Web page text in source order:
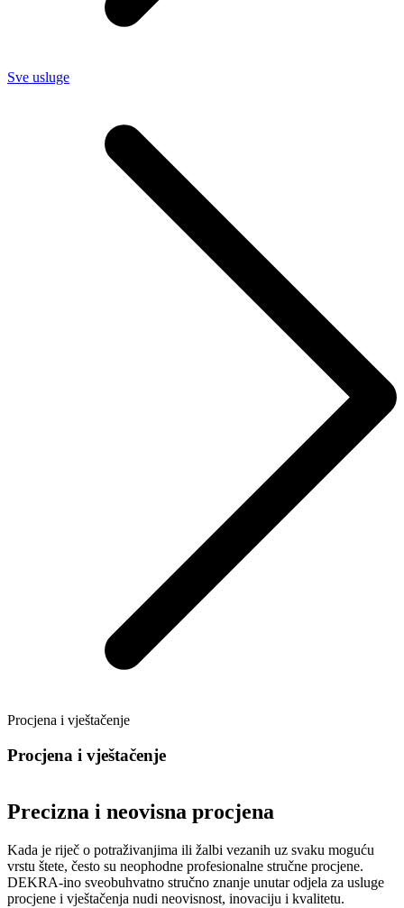
Sve usluge
Procjena i vještačenje
Procjena i vještačenje
Precizna i neovisna procjena
Kada je riječ o potraživanjima ili žalbi vezanih uz svaku moguću
vrstu štete, često su neophodne profesionalne stručne procjene.
DEKRA-ino sveobuhvatno stručno znanje unutar odjela za usluge
procjene i vještačenja nudi neovisnost, inovaciju i kvalitetu.